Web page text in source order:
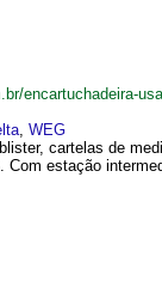
encartuchadeira-
, WEG
cartelas de
Com estação